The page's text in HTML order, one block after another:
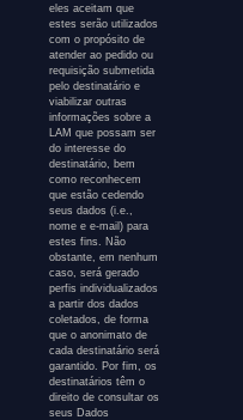
eles aceitam que
estes serão utilizados
com o propósito de
atender ao pedido ou
requisição submetida
pelo destinatário e
viabilizar outras
informações sobre a
LAM que possam ser
do interesse do
destinatário, bem
como reconhecem
que estão cedendo
seus dados (i.e.,
nome e e-mail) para
estes fins. Não
obstante, em nenhum
caso, será gerado
perfis individualizados
a partir dos dados
coletados, de forma
que o anonimato de
cada destinatário será
garantido. Por fim, os
destinatários têm o
direito de consultar os
seus Dados